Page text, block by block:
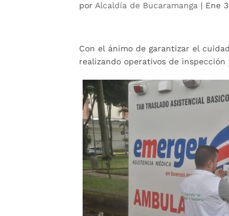
por Alcaldía de Bucaramanga | Ene
Con el ánimo de garantizar el
realizando operativos de